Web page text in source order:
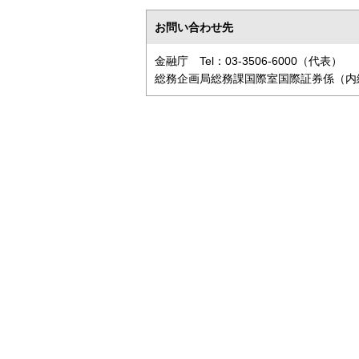
お問い合わせ先
金融庁 Tel：03-3506-6000（代表）
総務企画局総務課国際室国際証券係（内